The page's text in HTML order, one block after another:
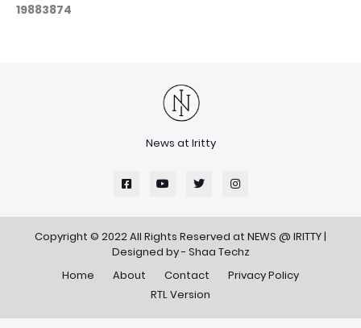
19883874
News at Iritty
Copyright © 2022 All Rights Reserved at NEWS @ IRITTY|
Designed by - Shaa Techz
Home
About Contact
Privacy Policy
RTL Version